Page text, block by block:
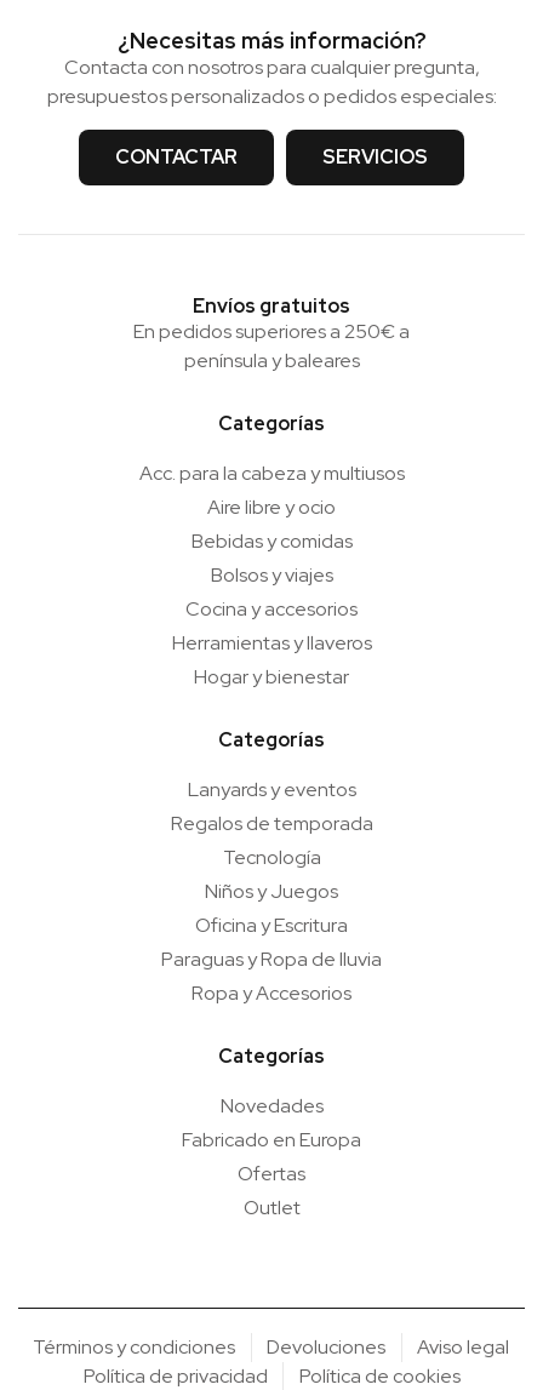
¿Necesitas más información?
Contacta con nosotros para cualquier pregunta,
presupuestos personalizados o pedidos especiales:
CONTACTAR SERVICIOS
Envíos gratuitos
En pedidos superiores a 250€ a
península y baleares
Categorías
Acc. para la cabeza y multiusos
Aire libre y ocio
Bebidas y comidas
Bolsos y viajes
Cocina y accesorios
Herramientas y llaveros
Hogar y bienestar
Categorías
Lanyards y eventos
Regalos de temporada
Tecnología
Niños y Juegos
Oficina y Escritura
Paraguas y Ropa de lluvia
Ropa y Accesorios
Categorías
Novedades
Fabricado en Europa
Ofertas
Outlet
Términos y condiciones Devoluciones
Aviso legal
Política de privacidad
Política de cookies